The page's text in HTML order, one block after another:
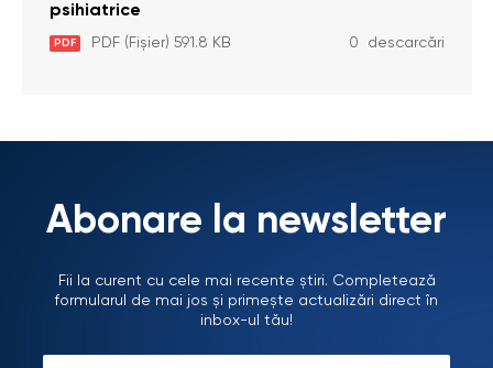
psihiatrice
PDF PDF (Fișier) 591.8 KB 0 descarcări
Abonare la newsletter
Fii la curent cu cele mai recente știri. Completează
formularul de mai jos și primește actualizări direct în
inbox-ul tău!